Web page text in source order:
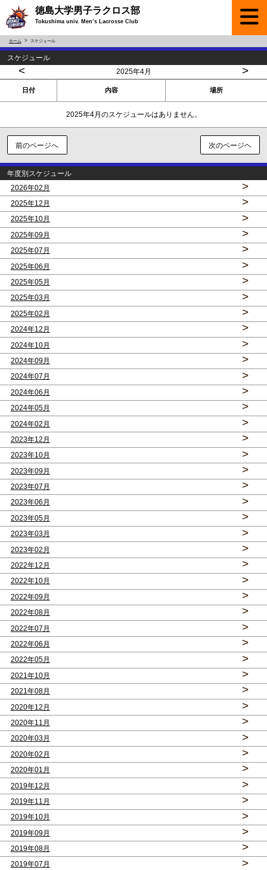
徳島大学男子ラクロス部
Tokushima univ. Men’s Lacrosse Club
ホーム スケジュール
スケジュール
< 2025年4月 >
日付 内容 場所
2025年4月のスケジュールはありません。
前のページへ 次のページヘ
年度別スケジュール
2026年02月
>
2025年12月 >
2025年10月 >
2025年09月 >
2025年07月 >
2025年06月 >
2025年05月 >
2025年03月 >
2025年02月 >
2024年12月 >
2024年10月 >
2024年09月 >
2024年07月 >
2024年06月 >
2024年05月 >
2024年02月 >
2023年12月 >
2023年10月 >
2023年09月 >
2023年07月 >
2023年06月 >
2023年05月 >
2023年03月 >
2023年02月 >
2022年12月 >
2022年10月 >
2022年09月 >
2022年08月 >
2022年07月 >
2022年06月 >
2022年05月 >
2021年10月 >
2021年08月 >
2020年12月 >
2020年11月 >
2020年03月 >
2020年02月 >
2020年01月 >
2019年12月 >
2019年11月 >
2019年10月 >
2019年09月 >
2019年08月 >
2019年07月 >